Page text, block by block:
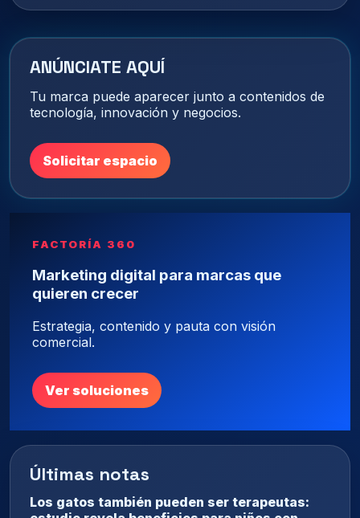
ANÚNCIATE AQUÍ
Tu marca puede aparecer junto a contenidos de
tecnología, innovación y negocios.
Solicitar espacio
FACTORÍA 360
Marketing digital para marcas que
quieren crecer
Estrategia, contenido y pauta con visión
comercial.
Ver soluciones
Últimas notas
Los gatos también pueden ser terapeutas: